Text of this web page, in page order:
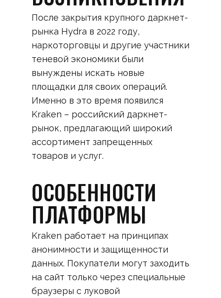
После закрытия крупного даркнет-
рынка Hydra в 2022 году,
наркоторговцы и другие участники
теневой экономики были
вынуждены искать новые
площадки для своих операций.
Именно в это время появился
Kraken – российский даркнет-
рынок, предлагающий широкий
ассортимент запрещенных
товаров и услуг.
ОСОБЕННОСТИ
ПЛАТФОРМЫ
Kraken работает на принципах
анонимности и защищенности
данных. Покупатели могут заходить
на сайт только через специальные
браузеры с луковой